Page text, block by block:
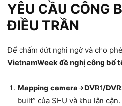
YÊU CẦU CÔNG
ĐIỀU TRẦN
Để chấm dứt nghi ngờ và cho
VietnamWeek đề nghị công bố
Mapping camera→DVR1/
built” của SHU và khu lân cận.